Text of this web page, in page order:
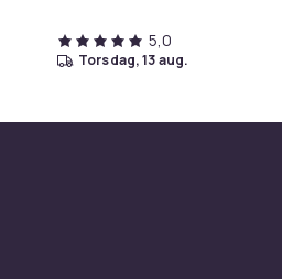
5,0
torsdag, 13 aug.